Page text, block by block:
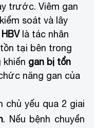
trước. Viêm gan
soát và lây
là tác nhân
tại bên trong
khiến gan bị tổn
năng gan của
chủ yếu qua 2 giai
. Nếu bệnh chuyển